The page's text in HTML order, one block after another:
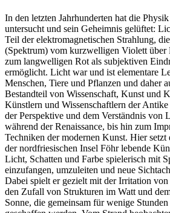
In den letzten Jahrhunderten hat die
untersucht und sein Geheimnis gelüftet:
Teil der elektromagnetischen Strahlung,
(Spektrum) vom kurzwelligen Violett über
zum langwelligen Rot als subjektiven
ermöglicht. Licht war und ist elementare
Menschen, Tiere und Pflanzen und daher
Bestandteil von Wissenschaft, Kunst und
Künstlern und Wissenschaftlern der
der Perspektive und dem Verständnis von
während der Renaissance, bis hin zum
Techniken der modernen Kunst. Hier setzt
der nordfriesischen Insel Föhr lebende
Licht, Schatten und Farbe spielerisch mit
einzufangen, umzuleiten und neue
Dabei spielt er gezielt mit der Irritation
den Zufall von Strukturen im Watt und
Sonne, die gemeinsam für wenige